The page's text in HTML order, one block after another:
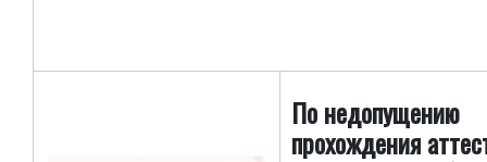
По недопущению
прохождения